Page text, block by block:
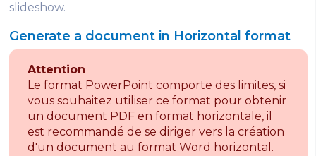
slideshow.
Generate a document in Horizontal format
Attention
Le format PowerPoint comporte des limites, si
vous souhaitez utiliser ce format pour obtenir
un document PDF en format horizontale, il
est recommandé de se diriger vers la création
d'un document au format Word horizontal.